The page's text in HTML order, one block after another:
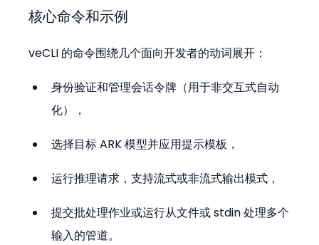
核心命令和示例
veCLI 的命令围绕几个面向开发者的动词展开：
身份验证和管理会话令牌（用于非交互式自动
化），
选择目标 ARK 模型并应用提示模板，
运行推理请求，支持流式或非流式输出模式，
提交批处理作业或运行从文件或 stdin 处理多个
输入的管道。